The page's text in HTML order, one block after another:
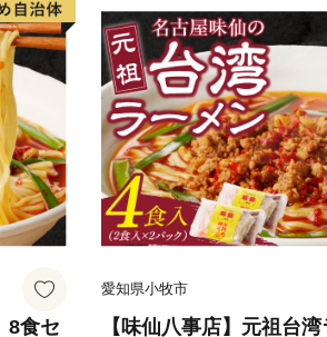
8食セ
愛知県小牧市
【味仙八事店】元祖台